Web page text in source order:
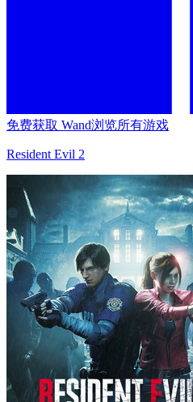
免费获取 Wand浏览所有游戏
Resident Evil 2